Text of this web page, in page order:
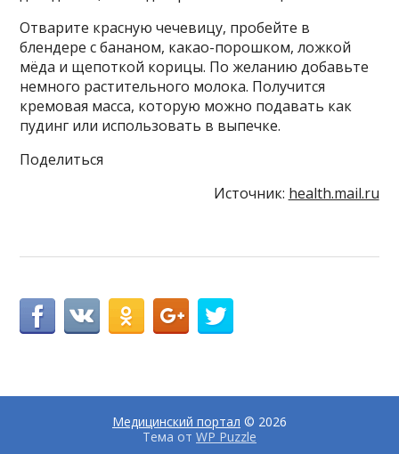
Отварите красную чечевицу, пробейте в
блендере с бананом, какао-порошком, ложкой
мёда и щепоткой корицы. По желанию добавьте
немного растительного молока. Получится
кремовая масса, которую можно подавать как
пудинг или использовать в выпечке.
Поделиться
Источник: health.mail.ru
Медицинский портал © 2026
Тема от WP Puzzle